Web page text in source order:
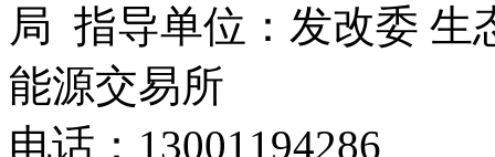
局 指导单位：发改委 生
能源交易所
电话：13001194286